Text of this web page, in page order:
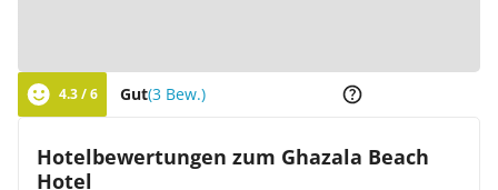
4.3 / 6 Gut(3 Bew.)
Hotelbewertungen zum Ghazala Beach
Hotel